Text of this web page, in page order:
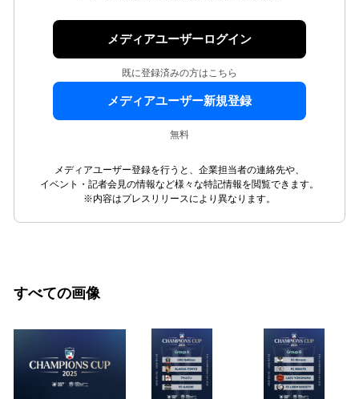
メディアユーザーログイン
既に登録済みの方はこちら
メディアユーザー新規登録
無料
メディアユーザー登録を行うと、企業担当者の連絡先や、
イベント・記者会見の情報など様々な特記情報を閲覧できます。
※内容はプレスリリースにより異なります。
すべての画像